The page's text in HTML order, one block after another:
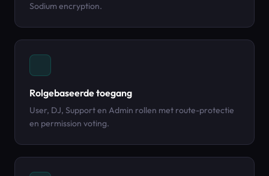
Sodium encryption.
Rolgebaseerde toegang
User, DJ, Support en Admin rollen met route-protectie
en permission voting.